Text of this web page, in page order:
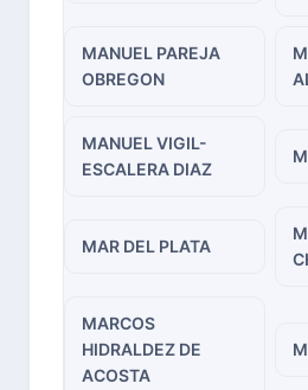
MANUEL PAREJA
OBREGON
MANUEL VIGIL-
ESCALERA DIAZ
MAR DEL PLATA
MARCOS
HIDRALDEZ DE
ACOSTA